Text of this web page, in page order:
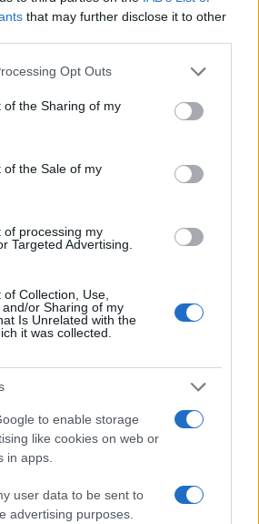
that may further disclose it to other
app uses one or more Google
or usage behaviour. You may click to
to Google and its third-party tags to
specified purposes in below Google
Opt Outs
of the Sharing of my
of the Sale of my
of processing my
Targeted Advertising.
Collection, Use,
or Sharing of my
Is Unrelated with the
it was collected.
to enable storage
like cookies on web or
in apps.
user data to be sent to
advertising purposes.
Ζωής μας
οι αυθεντικές ιστορίες,
που μας ενώνει κάθε μέρα.